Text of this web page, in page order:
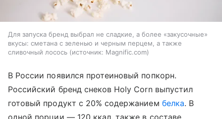
Для запуска бренд выбрал не сладкие, а более «закусочные»
вкусы: сметана с зеленью и черным перцем, а также
сливочный лосось
источник: Magnific.com
В России появился протеиновый попкорн.
Российский бренд снеков Holy Corn выпустил
готовый продукт с 20% содержанием белка. В
одной порции — 120 ккал, также в составе